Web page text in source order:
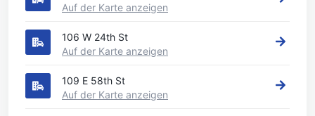
Auf der Karte anzeigen
106 W 24th St
Auf der Karte anzeigen
109 E 58th St
Auf der Karte anzeigen